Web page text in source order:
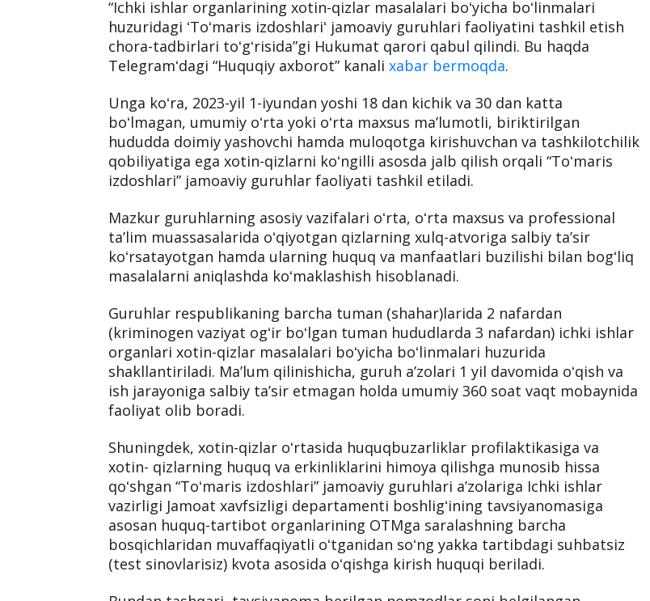
O‘zbekistonda "To‘maris izdoshlari" guruhlari tashkil etiladi. Ushbu
guruh aʼzolariga maxsus tavsiyanoma asosida oʻqishga kirish huquqi
beriladi
“Ichki ishlar organlarining xotin-qizlar masalalari boʻyicha boʻlinmalari
huzuridagi ʻToʻmaris izdoshlariʻ jamoaviy guruhlari faoliyatini tashkil etish
chora-tadbirlari toʻgʻrisida”gi Hukumat qarori qabul qilindi. Bu haqda
Telegramʻdagi “Huquqiy axborot” kanalixabar bermoqda
Unga koʻra, 2023-yil 1-iyundan yoshi 18 dan kichik va 30 dan katta
boʻlmagan, umumiy oʻrta yoki oʻrta maxsus maʼlumotli, biriktirilgan
hududda doimiy yashovchi hamda muloqotga kirishuvchan va tashkilotchilik
qobiliyatiga ega xotin-qizlarni koʻngilli asosda jalb qilish orqali “Toʻmaris
Mazkur guruhlarning asosiy vazifalari oʻrta, oʻrta maxsus va professional
taʼlim muassasalarida oʻqiyotgan qizlarning xulq-atvoriga salbiy taʼsir
koʻrsatayotgan hamda ularning huquq va manfaatlari buzilishi bilan bogʻliq
masalalarni aniqlashda koʻmaklashish hisoblanadi.
(kriminogen vaziyat ogʻir boʻlgan tuman hududlarda 3 nafardan) ichki ishlar
organlari xotin-qizlar masalalari boʻyicha boʻlinmalari huzurida
shakllantiriladi. Maʼlum qilinishicha, guruh aʼzolari 1 yil davomida oʻqish va
ish jarayoniga salbiy taʼsir etmagan holda umumiy 360 soat vaqt mobaynida
faoliyat olib boradi.
Shuningdek, xotin-qizlar oʻrtasida huquqbuzarliklar profilaktikasiga va